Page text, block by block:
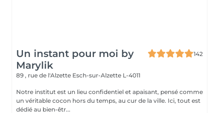
Un instant pour moi by
Marylik
142
89 , rue de l'Alzette Esch-sur-Alzette L-4011
Notre institut est un lieu confidentiel et apaisant, pensé comme
un véritable cocon hors du temps, au cur de la ville. Ici, tout est
dédié au bien-êtr...